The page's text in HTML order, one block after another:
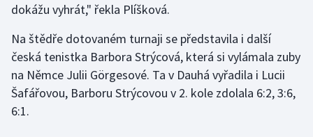
dokážu vyhrát," řekla Plíšková.
Na štědře dotovaném turnaji se představila i další
česká tenistka Barbora Strýcová, která si vylámala zuby
na Němce Julii Görgesové. Ta v Dauhá vyřadila i Lucii
Šafářovou, Barboru Strýcovou v 2. kole zdolala 6:2, 3:6,
6:1.